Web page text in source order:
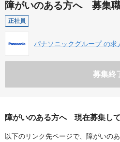
障がいのある方へ 募集
正社員
パナソニックグループ の求
募集終
障がいのある方へ 現在募集し
以下のリンク先ページで、障がいの